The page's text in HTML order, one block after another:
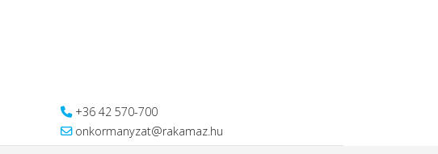
+36 42 570-700
onkormanyzat@rakamaz.hu